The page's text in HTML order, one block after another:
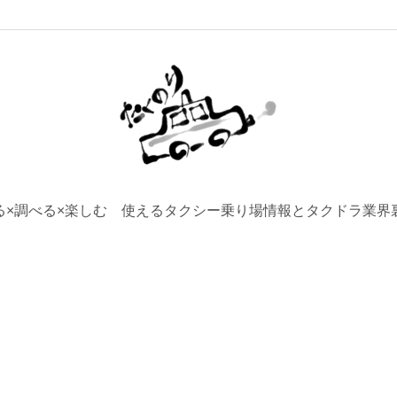
×調べる×楽しむ 使えるタクシー乗り場情報とタクドラ業界